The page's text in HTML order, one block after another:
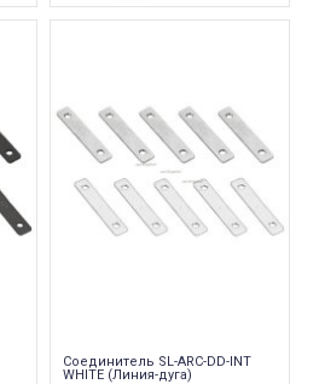
Соединитель SL-ARC-DD-INT
WHITE (Линия-дуга)